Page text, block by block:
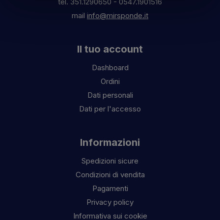
mail info@mirsponde.it
Il tuo account
Dashboard
Ordini
Dati personali
Dati per l'accesso
Informazioni
Spedizioni sicure
Condizioni di vendita
Pagamenti
Privacy policy
Informativa sui cookie